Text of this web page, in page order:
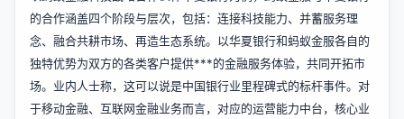
的合作涵盖四个阶段与层次，包括：连接科技能力、并蓄服务理
念、融合共耕市场、再造生态系统。以华夏银行和蚂蚁金服各自的
独特优势为双方的各类客户提供***的金融服务体验，共同开拓市
场。业内人士称，这可以说是中国银行业里程碑式的标杆事件。对
于移动金融、互联网金融业务而言，对应的运营能力中台，核心业